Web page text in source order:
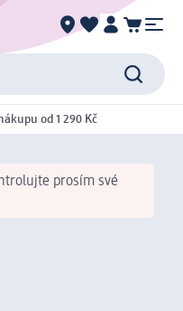
od 1 290 Kč
prosím své